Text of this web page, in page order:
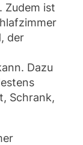
Zudem ist
der
Dazu
Schrank,